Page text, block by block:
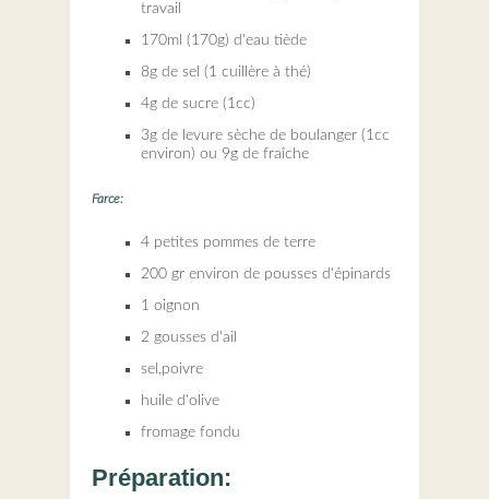
travail
170ml (170g) d'eau tiède
8g de sel (1 cuillère à thé)
4g de sucre (1cc)
3g de levure sèche de boulanger (1cc
environ) ou 9g de fraîche
​Farce:
4 petites pommes de terre
200 gr environ de pousses d'épinards
1 oignon
2 gousses d'ail
sel,poivre
huile d'olive
fromage fondu
Préparation: